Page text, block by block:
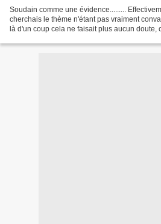
Soudain comme une évidence.........
cherchais le thème n'étant pas vraiment
là d'un coup cela ne faisait plus aucun doute,